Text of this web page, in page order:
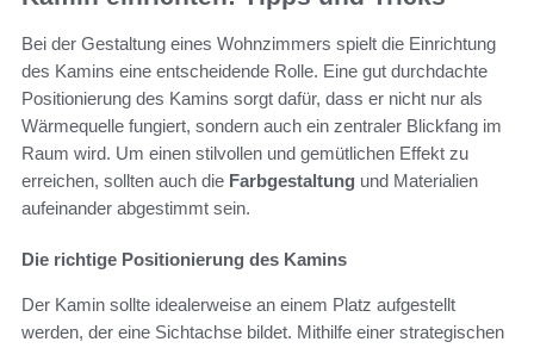
Bei der Gestaltung eines Wohnzimmers spielt die Einrichtung
des Kamins eine entscheidende Rolle. Eine gut durchdachte
Positionierung des Kamins sorgt dafür, dass er nicht nur als
Wärmequelle fungiert, sondern auch ein zentraler Blickfang im
Raum wird. Um einen stilvollen und gemütlichen Effekt zu
erreichen, sollten auch die Farbgestaltung und Materialien
aufeinander abgestimmt sein.
Die richtige Positionierung des Kamins
Der Kamin sollte idealerweise an einem Platz aufgestellt
werden, der eine Sichtachse bildet. Mithilfe einer strategischen